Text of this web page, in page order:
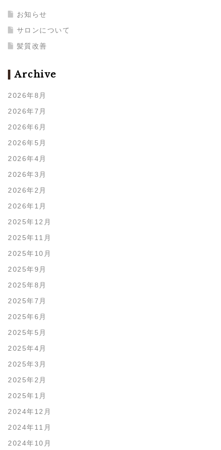
お知らせ
サロンについて
髪質改善
Archive
2026年8月
2026年7月
2026年6月
2026年5月
2026年4月
2026年3月
2026年2月
2026年1月
2025年12月
2025年11月
2025年10月
2025年9月
2025年8月
2025年7月
2025年6月
2025年5月
2025年4月
2025年3月
2025年2月
2025年1月
2024年12月
2024年11月
2024年10月